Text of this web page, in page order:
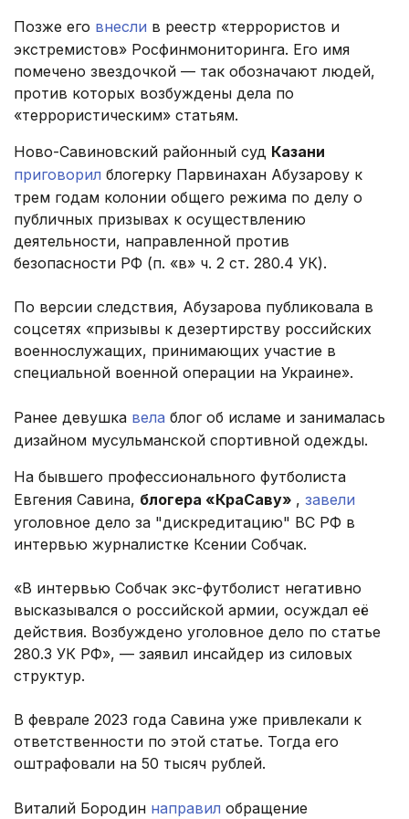
Позже его внесли в реестр «террористов и
экстремистов» Росфинмониторинга. Его имя
помечено звездочкой — так обозначают людей,
против которых возбуждены дела по
«террористическим» статьям.
Ново-Савиновский районный суд Казани
приговорил блогерку Парвинахан Абузарову к
трем годам колонии общего режима по делу о
публичных призывах к осуществлению
деятельности, направленной против
безопасности РФ (п. «в» ч. 2 ст. 280.4 УК).
По версии следствия, Абузарова публиковала в
соцсетях «призывы к дезертирству российских
военнослужащих, принимающих участие в
специальной военной операции на Украине».
Ранее девушка вела блог об исламе и занималась
дизайном мусульманской спортивной одежды.
На бывшего профессионального футболиста
Евгения Савина, блогера «КраСаву» , завели
уголовное дело за "дискредитацию" ВС РФ в
интервью журналистке Ксении Собчак.
«В интервью Собчак экс-футболист негативно
высказывался о российской армии, осуждал её
действия. Возбуждено уголовное дело по статье
280.3 УК РФ», — заявил инсайдер из силовых
структур.
В феврале 2023 года Савина уже привлекали к
ответственности по этой статье. Тогда его
оштрафовали на 50 тысяч рублей.
Виталий Бородин направил обращение